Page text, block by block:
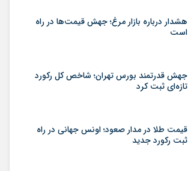
هشدار درباره بازار مرغ؛ جهش قیمت‌ها در راه
است
جهش قدرتمند بورس تهران؛ شاخص کل رکورد
تازه‌ای ثبت کرد
قیمت طلا در مدار صعود؛ اونس جهانی در راه
ثبت رکورد جدید